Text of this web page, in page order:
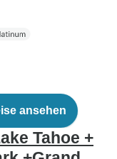
ansehen
Tahoe +